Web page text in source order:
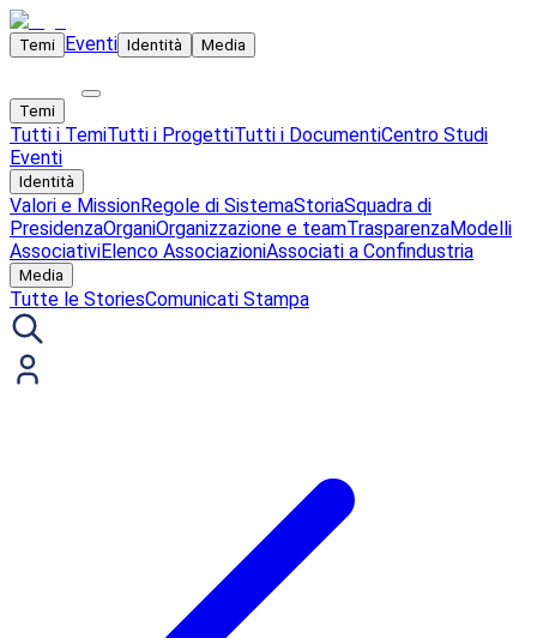
Temi Eventi Identità Media
Temi
Tutti i TemiTutti i ProgettiTutti i DocumentiCentro Studi
Eventi
Identità
Valori e MissionRegole di SistemaStoriaSquadra di
PresidenzaOrganiOrganizzazione e teamTrasparenzaModelli
AssociativiElenco AssociazioniAssociati a Confindustria
Media
Tutte le StoriesComunicati Stampa